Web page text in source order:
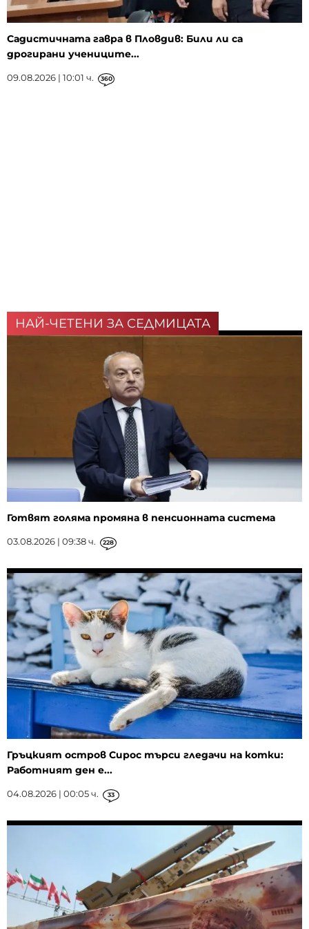
Садистичната гавра в Пловдив: Били ли са
дрогирани учениците...
09.08.2026 | 10:01 ч. 360
НАЙ-ЧЕТЕНИ ЗА СЕДМИЦАТА
Готвят голяма промяна в пенсионната система
03.08.2026 | 09:38 ч. 228
Гръцкият остров Сирос търси гледачи на котки:
Работният ден е...
04.08.2026 | 00:05 ч. 33